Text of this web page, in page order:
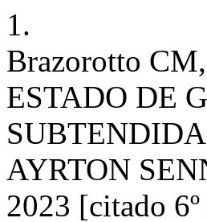
1.
Brazorotto
ESTADO DE
AYRTON
2023 [citado